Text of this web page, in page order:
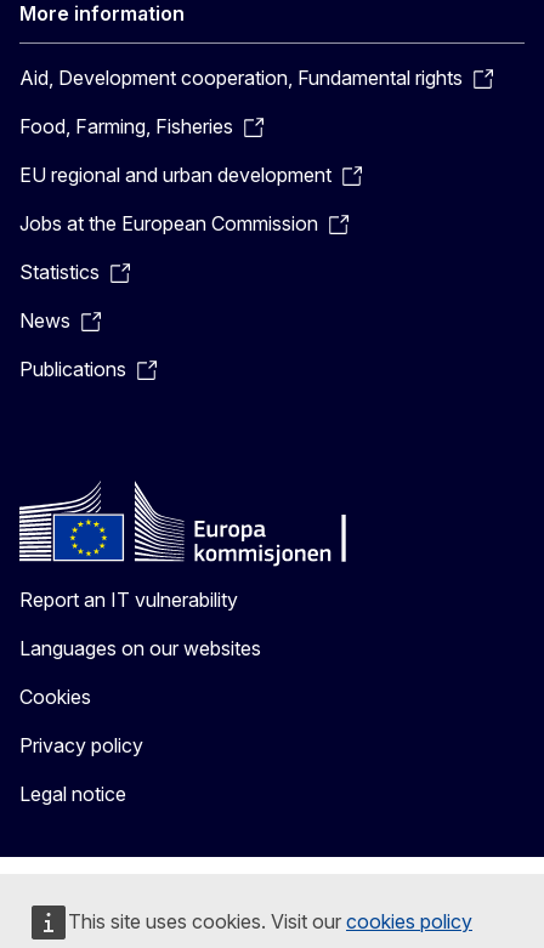
This site uses cookies. Visit our cookies policy
More information
Aid, Development cooperation, Fundamental rights
Food, Farming, Fisheries
EU regional and urban development
Jobs at the European Commission
Statistics
News
Publications
Report an IT vulnerability
Languages on our websites
Cookies
Privacy policy
Legal notice